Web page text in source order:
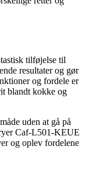
tilføjelse til
resultater og gør
og fordele er
blandt kokke og
uden at gå på
Caf-L501-KEUE
og oplev fordelene